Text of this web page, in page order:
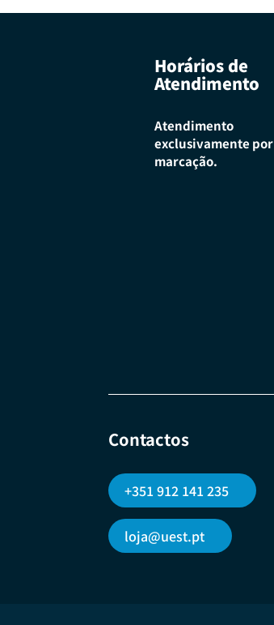
Horários de
Atendimento
Atendimento
exclusivamente por
marcação.
Contactos
+351 912 141 235
loja@uest.pt